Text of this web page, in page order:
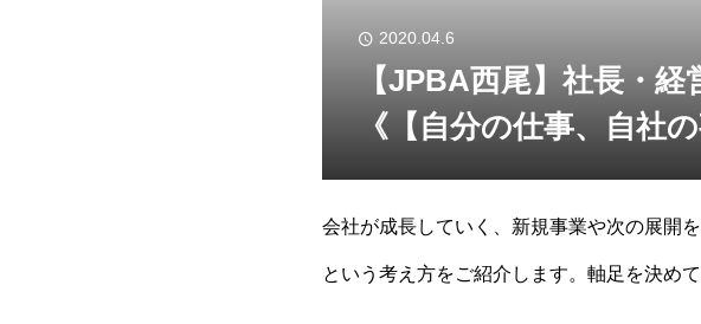
2020.04.6
【JPBA西尾】社長・
《【自分の仕事、自社
会社が成長していく、新規事業や次の展開
という考え方をご紹介します。軸足を決め